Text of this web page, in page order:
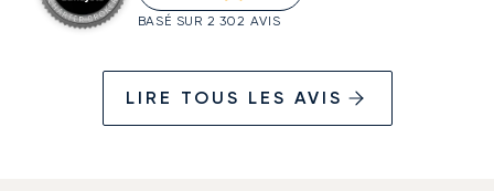
BASÉ SUR 2 302 AVIS
LIRE TOUS LES AVIS